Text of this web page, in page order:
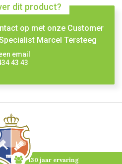
dit product?
op met onze Customer
Marcel Tersteeg
email
43 43
130 jaar ervaring